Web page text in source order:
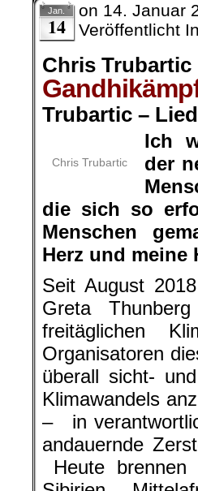
Jan.
14
on 14. Januar
Veröffentlicht
Chris Trubartic
Trubartic –
Chris Trubartic
Ich
der
die sich so
Menschen
Herz und
Seit August
Greta
freitäglichen
Organisatoren
überall sicht-
Klimawandels
– in
andauernde
Heute brennen